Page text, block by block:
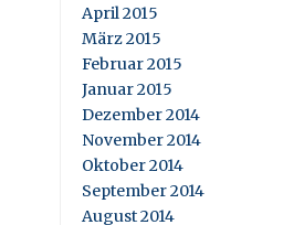
April 2015
März 2015
Februar 2015
Januar 2015
Dezember 2014
November 2014
Oktober 2014
September 2014
August 2014